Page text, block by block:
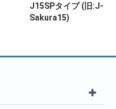
J15SPタイプ (旧:J-
Sakura15)